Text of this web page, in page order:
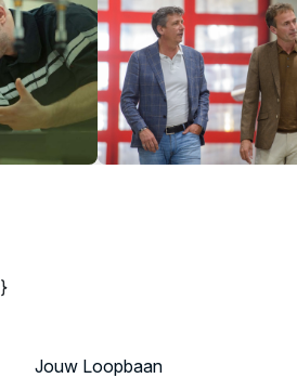
}
Jouw Loopbaan